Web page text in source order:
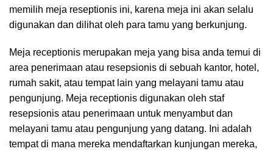
memilih meja reseptionis ini, karena meja ini akan selalu
digunakan dan dilihat oleh para tamu yang berkunjung.
Meja receptionis merupakan meja yang bisa anda temui di
area penerimaan atau resepsionis di sebuah kantor, hotel,
rumah sakit, atau tempat lain yang melayani tamu atau
pengunjung. Meja receptionis digunakan oleh staf
resepsionis atau penerimaan untuk menyambut dan
melayani tamu atau pengunjung yang datang. Ini adalah
tempat di mana mereka mendaftarkan kunjungan mereka,